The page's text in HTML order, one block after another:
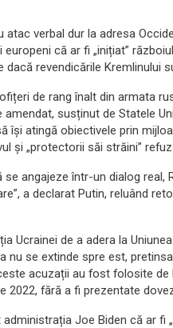
verbal dur la adresa
că ar fi „inițiat”
revendicările Kremlinului
de rang înalt din armata
susținut de Statele
își atingă obiectivele prin
și „protectorii săi străini”
angajeze într-un dialog real,
a declarat Putin, reluând
de a adera la Uniunea
nu se extinde spre est,
acuzații au fost folosite de
2022, fără a fi prezentate
Joe Biden că ar fi